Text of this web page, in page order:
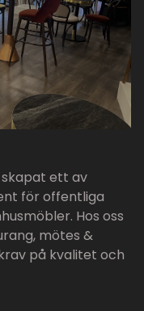
ett av
för offentliga
Hos oss
mötes &
på kvalitet och